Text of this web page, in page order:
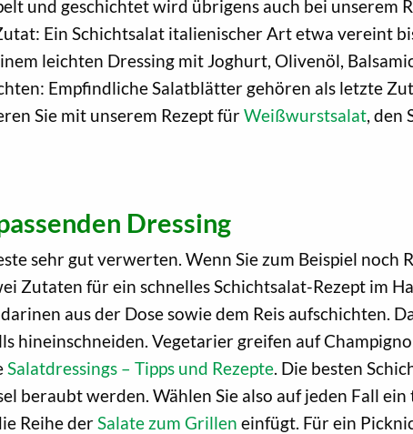
und geschichtet wird übrigens auch bei unserem
Ein Schichtsalat italienischer Art etwa vereint
leichten Dressing mit Joghurt, Olivenöl,
Empfindliche Salatblätter gehören als letzte
Sie mit unserem Rezept fürWeißwurstsalat ,
Dressing
sehr gut verwerten. Wenn Sie zum Beispiel noch
Zutaten für ein schnelles Schichtsalat-Rezept im
aus der Dose sowie dem Reis aufschichten.
hineinschneiden. Vegetarier greifen auf
Salatdressings – Tipps und Rezepte . Die besten
beraubt werden. Wählen Sie also auf jeden Fall ein
Reihe der Salate zum Grillen einfügt. Für ein